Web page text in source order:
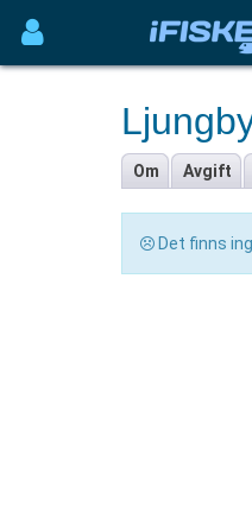
Om Avgift
Det finns